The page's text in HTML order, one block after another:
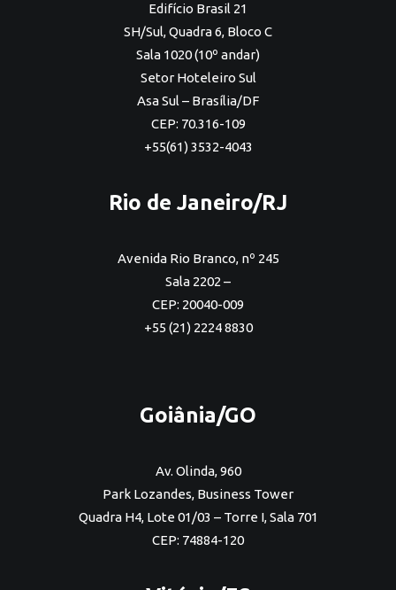
Edifício Brasil 21
SH/Sul, Quadra 6, Bloco C
Sala 1020 (10º andar)
Setor Hoteleiro Sul
Asa Sul – Brasília/DF
CEP: 70.316-109
+55(61) 3532-4043
Rio de Janeiro/RJ
Avenida Rio Branco, nº 245
Sala 2202 –
CEP: 20040-009
+55 (21) 2224 8830
Goiânia/GO
Av. Olinda, 960
Park Lozandes, Business Tower
Quadra H4, Lote 01/03 – Torre I, Sala 701
CEP: 74884-120